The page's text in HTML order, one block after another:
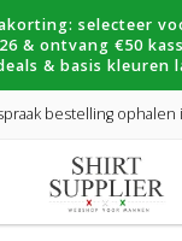
selecteer
& ontvang €50
& basis kleuren
bestelling ophalen